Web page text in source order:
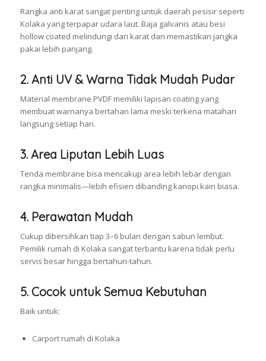
Rangka anti karat sangat penting untuk daerah pesisir seperti
Kolaka yang terpapar udara laut. Baja galvanis atau besi
hollow coated melindungi dari karat dan memastikan jangka
pakai lebih panjang.
2. Anti UV & Warna Tidak Mudah Pudar
Material membrane PVDF memiliki lapisan coating yang
membuat warnanya bertahan lama meski terkena matahari
langsung setiap hari.
3. Area Liputan Lebih Luas
Tenda membrane bisa mencakup area lebih lebar dengan
rangka minimalis—lebih efisien dibanding kanopi kain biasa.
4. Perawatan Mudah
Cukup dibersihkan tiap 3–6 bulan dengan sabun lembut.
Pemilik rumah di Kolaka sangat terbantu karena tidak perlu
servis besar hingga bertahun-tahun.
5. Cocok untuk Semua Kebutuhan
Baik untuk:
Carport rumah di Kolaka